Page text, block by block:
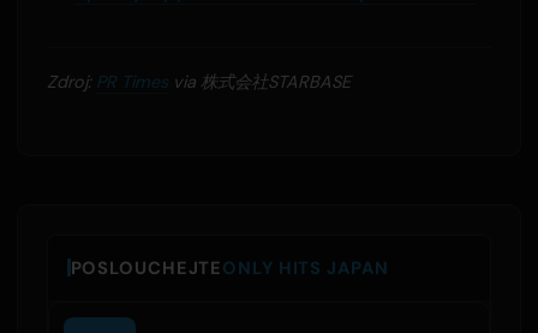
Zdroj: PR Timesvia 株式会社STARBASE
POSLOUCHEJTEONLY HITS JAPAN